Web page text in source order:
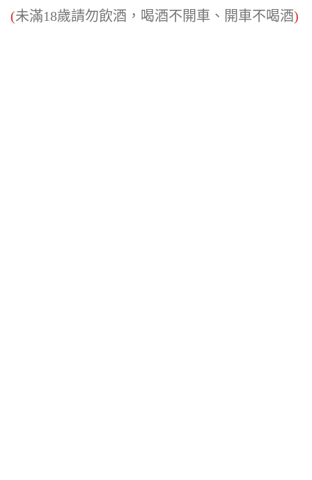
(未滿18歲請勿飲酒，喝酒不開車、開車不喝酒)